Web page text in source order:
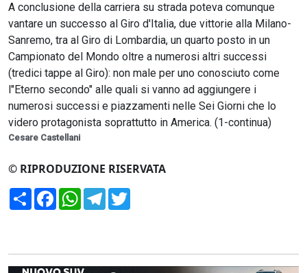
A conclusione della carriera su strada poteva comunque
vantare un successo al Giro d'Italia, due vittorie alla Milano-
Sanremo, tra al Giro di Lombardia, un quarto posto in un
Campionato del Mondo oltre a numerosi altri successi
(tredici tappe al Giro): non male per uno conosciuto come
l"Eterno secondo" alle quali si vanno ad aggiungere i
numerosi successi e piazzamenti nelle Sei Giorni che lo
videro protagonista soprattutto in America. (1-continua)
Cesare Castellani
© RIPRODUZIONE RISERVATA
CondividiFacebookWhatsApp
Telegram